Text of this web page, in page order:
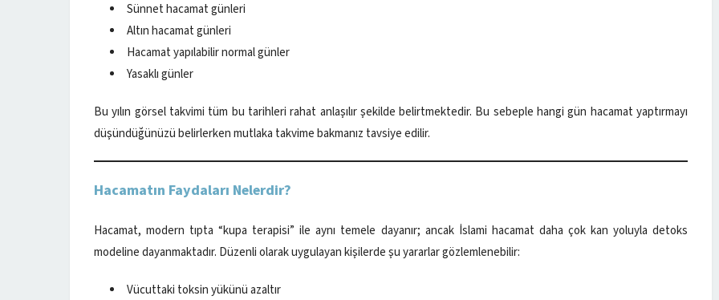
Sünnet hacamat günleri
Altın hacamat günleri
Hacamat yapılabilir normal günler
Yasaklı günler
Bu yılın görsel takvimi tüm bu tarihleri rahat anlaşılır şekilde belirtmektedir. Bu sebeple hangi gün hacamat yaptırmayı
düşündüğünüzü belirlerken mutlaka takvime bakmanız tavsiye edilir.
Hacamatın Faydaları Nelerdir?
Hacamat, modern tıpta “kupa terapisi” ile aynı temele dayanır; ancak İslami hacamat daha çok kan yoluyla detoks
modeline dayanmaktadır. Düzenli olarak uygulayan kişilerde şu yararlar gözlemlenebilir:
Vücuttaki toksin yükünü azaltır